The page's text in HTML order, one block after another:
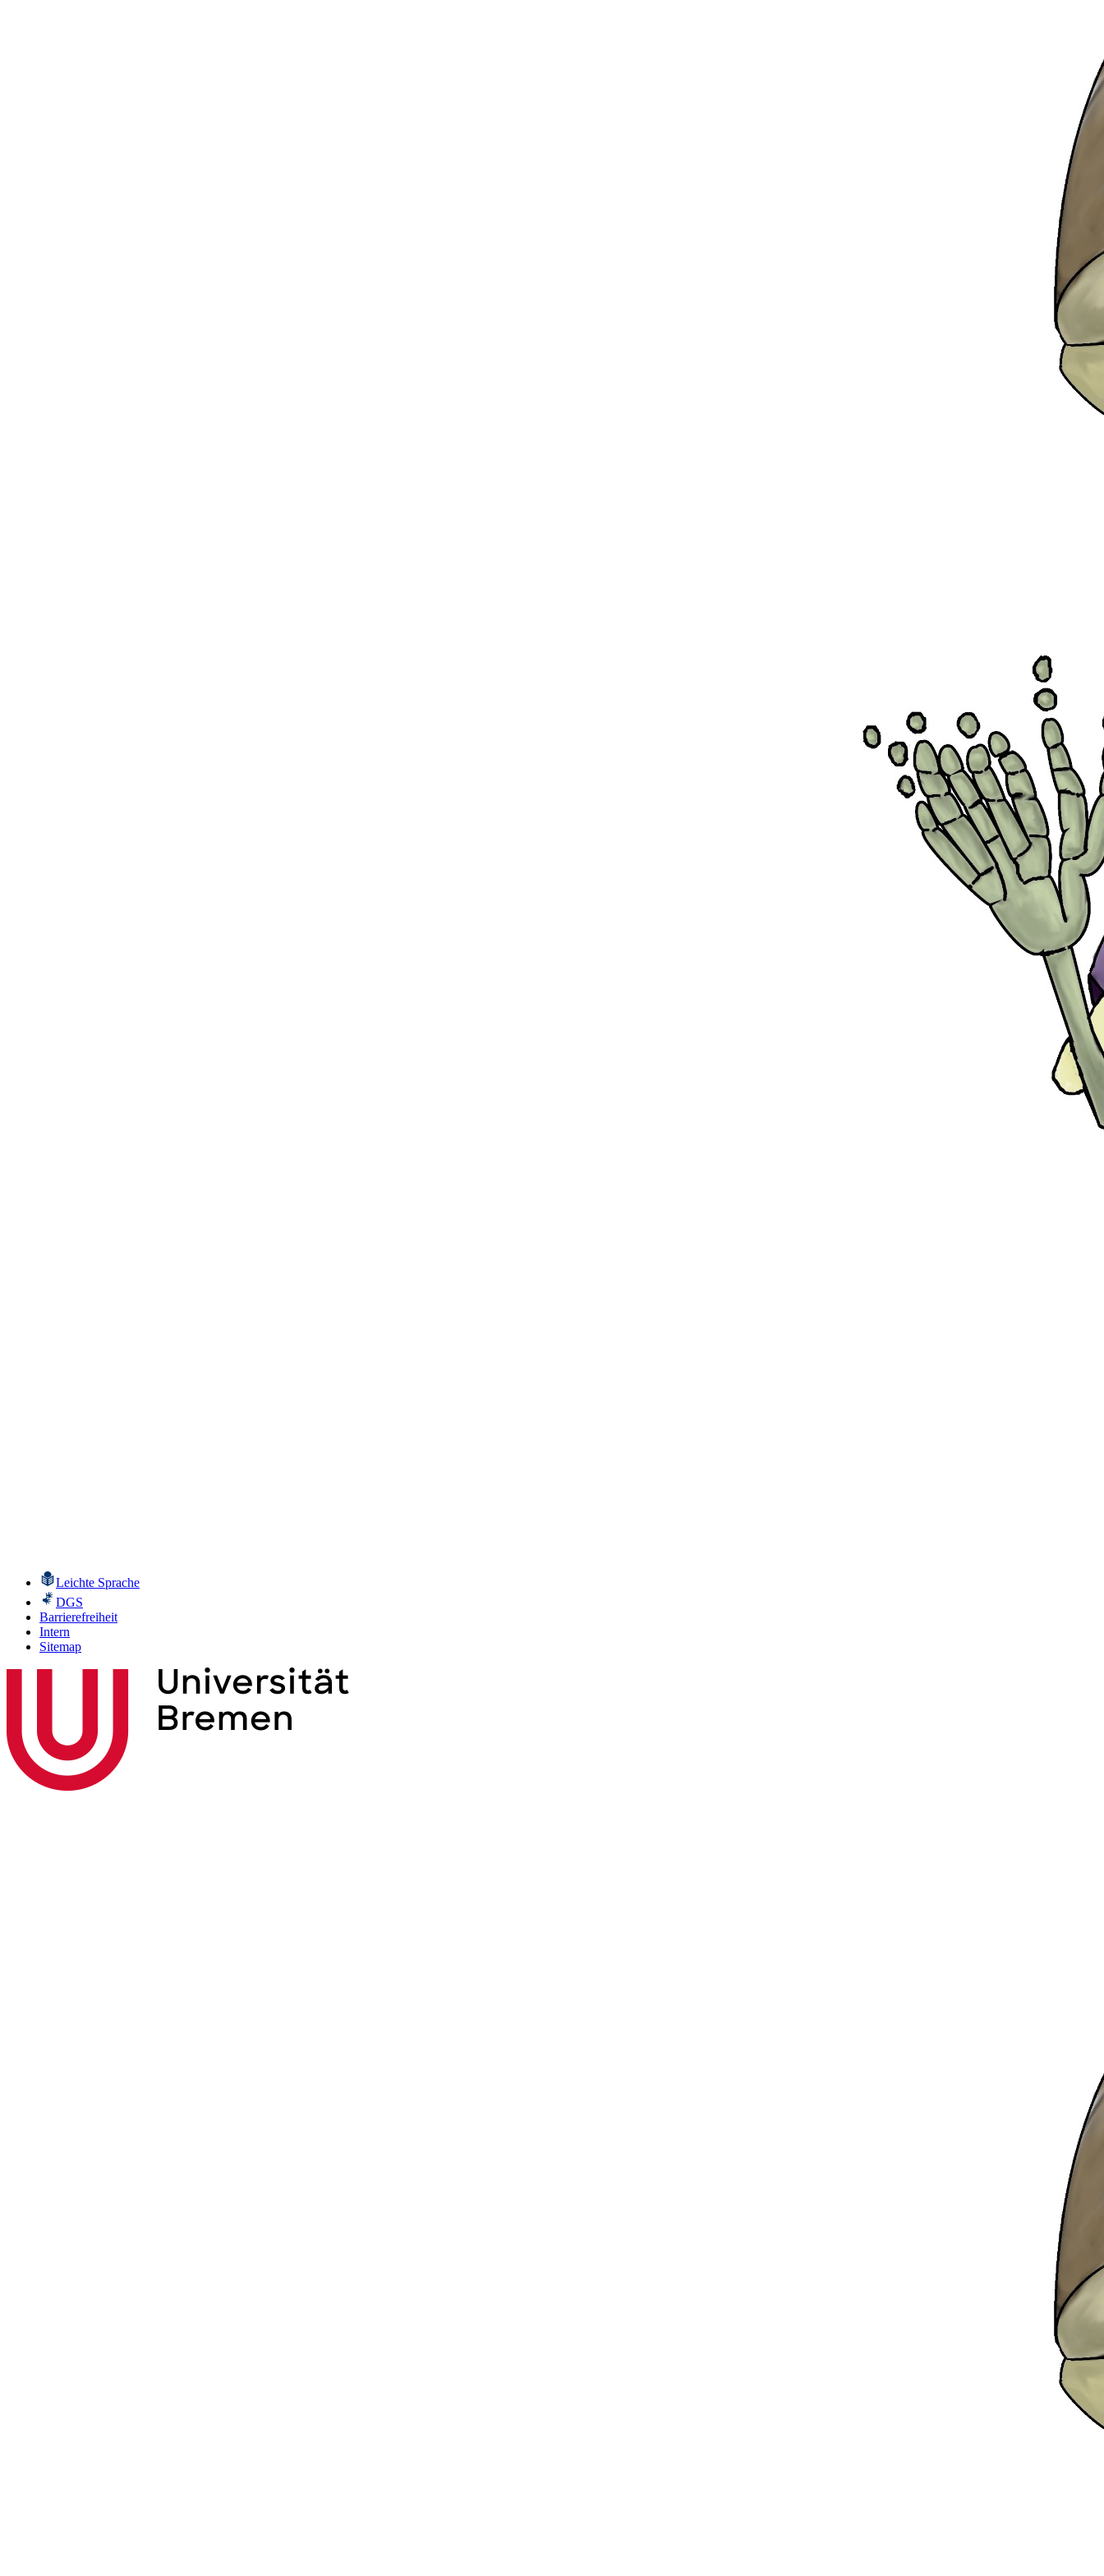
Leichte Sprache
DGS
Barrierefreiheit
Intern
Sitemap